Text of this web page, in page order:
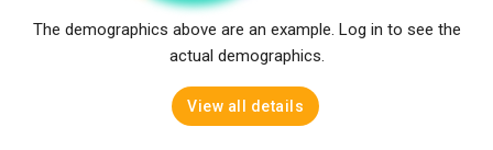
The demographics above are an example. Log in to see the
actual demographics.
View all details